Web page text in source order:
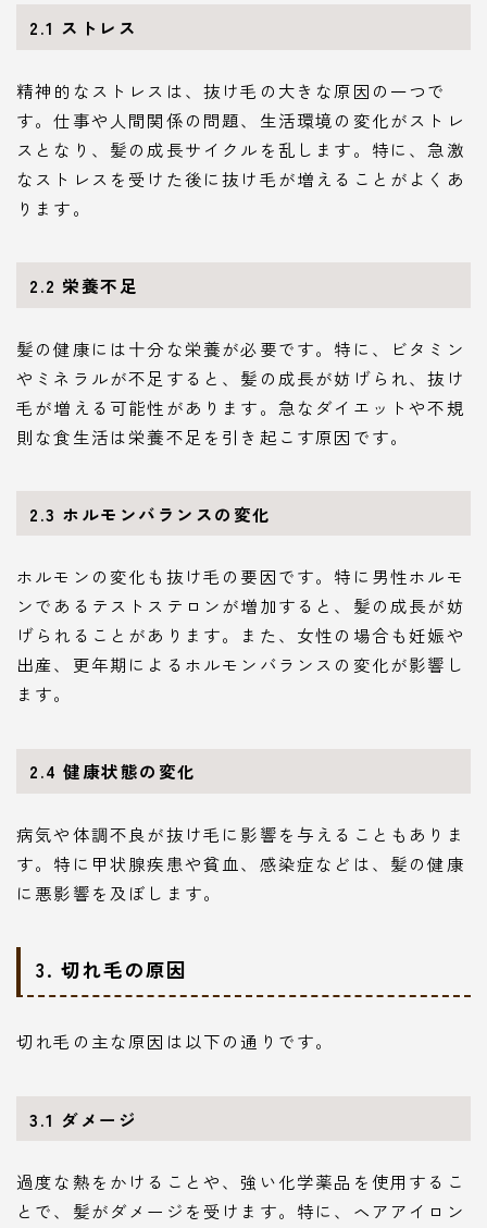
2.1 ストレス
精神的なストレスは、抜け毛の大きな原因の一つで
す。仕事や人間関係の問題、生活環境の変化がストレ
スとなり、髪の成長サイクルを乱します。特に、急激
なストレスを受けた後に抜け毛が増えることがよくあ
ります。
2.2 栄養不足
髪の健康には十分な栄養が必要です。特に、ビタミン
やミネラルが不足すると、髪の成長が妨げられ、抜け
毛が増える可能性があります。急なダイエットや不規
則な食生活は栄養不足を引き起こす原因です。
2.3 ホルモンバランスの変化
ホルモンの変化も抜け毛の要因です。特に男性ホルモ
ンであるテストステロンが増加すると、髪の成長が妨
げられることがあります。また、女性の場合も妊娠や
出産、更年期によるホルモンバランスの変化が影響し
ます。
2.4 健康状態の変化
病気や体調不良が抜け毛に影響を与えることもありま
す。特に甲状腺疾患や貧血、感染症などは、髪の健康
に悪影響を及ぼします。
3. 切れ毛の原因
切れ毛の主な原因は以下の通りです。
3.1 ダメージ
過度な熱をかけることや、強い化学薬品を使用するこ
とで、髪がダメージを受けます。特に、ヘアアイロン